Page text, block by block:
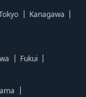
Kanagawa
Fukui